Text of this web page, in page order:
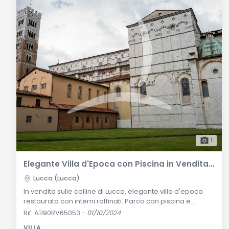
1
Elegante Villa d'Epoca con Piscina in Vendita sulle Colline di Lucca
Lucca (Lucca)
In vendita sulle colline di Lucca, elegante villa d'epoca
restaurata con interni raffinati. Parco con piscina e
uliveto, annessi da ristrutturare, terreni agricoli. Vicina ai
Rif. A1190RV65053 - 01/10/2024